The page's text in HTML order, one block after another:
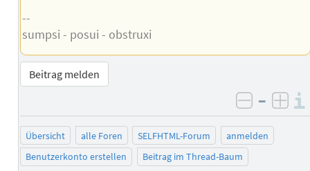
--
sumpsi - posui - obstruxi
Beitrag melden
negativ
–
Übersicht alle Foren SELFHTML-Forum
anmelden
Benutzerkonto erstellen
Beitrag im Thread-Baum